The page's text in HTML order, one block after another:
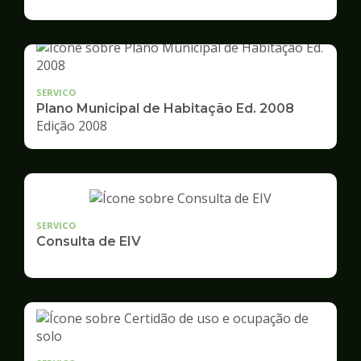
Desenvolvimento
Urbano
SERVICO
Plano Municipal de Habitação Ed. 2008
Edição 2008
SERVICO
Consulta de EIV